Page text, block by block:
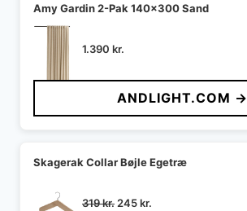
Amy Gardin 2-Pak 140x300 Sand
1.390 kr.
ANDLIGHT.COM →
Skagerak Collar Bøjle Egetræ
319kr. Den
245kr.